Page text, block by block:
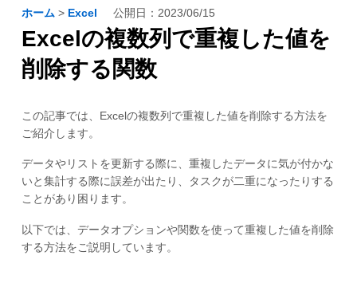
ホーム > Excel 公開日： 2023/06/15
Excelの複数列で重複した値を
削除する関数
この記事では、Excelの複数列で重複した値を削除する方法を
ご紹介します。
データやリストを更新する際に、重複したデータに気が付かな
いと集計する際に誤差が出たり、タスクが二重になったりする
ことがあり困ります。
以下では、データオプションや関数を使って重複した値を削除
する方法をご説明しています。